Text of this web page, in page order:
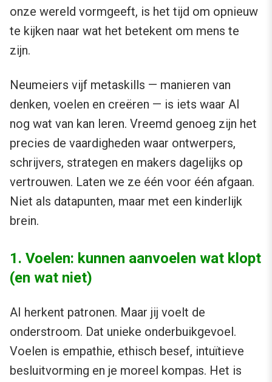
onze wereld vormgeeft, is het tijd om opnieuw
te kijken naar wat het betekent om mens te
zijn.
Neumeiers vijf metaskills — manieren van
denken, voelen en creëren — is iets waar AI
nog wat van kan leren. Vreemd genoeg zijn het
precies de vaardigheden waar ontwerpers,
schrijvers, strategen en makers dagelijks op
vertrouwen. Laten we ze één voor één afgaan.
Niet als datapunten, maar met een kinderlijk
brein.
1. Voelen: kunnen aanvoelen wat klopt
(en wat niet)
AI herkent patronen. Maar jij voelt de
onderstroom. Dat unieke onderbuikgevoel.
Voelen is empathie, ethisch besef, intuïtieve
besluitvorming en je moreel kompas. Het is